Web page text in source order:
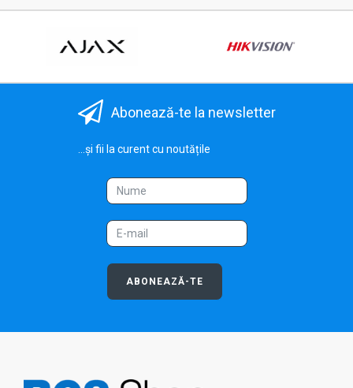
Abonează-te la newsletter
...și fii la curent cu noutățile
ABONEAZĂ-TE